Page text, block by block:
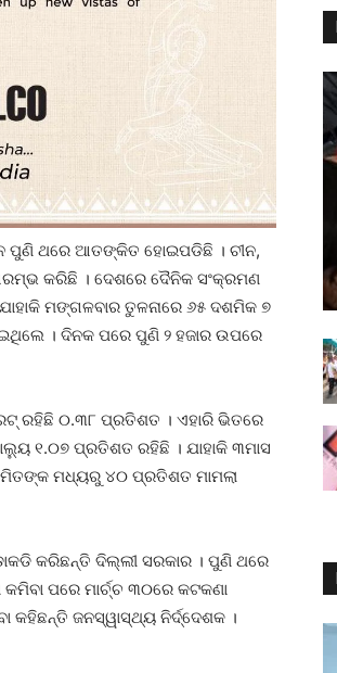
ପୁଣି ଥରେ ଆତଙ୍କିତ ହୋଇପଡିଛି । ଚୀନ,
କରିଛି । ଦେଶରେ ଦୈନିକ ସଂକ୍ରମଣ
ମଙ୍ଗଳବାର ତୁଳନାରେ ୬୫ ଦଶମିକ ୭
। ଦିନକ ପରେ ପୁଣି ୨ ହଜାର ଉପରେ
ରହିଛି ୦.୩୮ ପ୍ରତିଶତ । ଏହାରି ଭିତରେ
୧.୦୭ ପ୍ରତିଶତ ରହିଛି । ଯାହାକି ୩ମାସ
ମଧ୍ୟରୁ ୪୦ ପ୍ରତିଶତ ମାମଲା
କରିଛନ୍ତି ଦିଲ୍ଲୀ ସରକାର । ପୁଣି ଥରେ
ପରେ ମାର୍ଚ୍ଚ ୩୦ରେ କଟକଣା
କହିଛନ୍ତି ଜନସ୍ୱାସ୍ଥ୍ୟ ନିର୍ଦ୍ଦେଶକ ।